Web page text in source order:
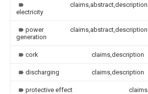
electricity
claims,abstract,description
power
generation
claims,abstract,description
cork claims,description
discharging claims,description
protective effect claims